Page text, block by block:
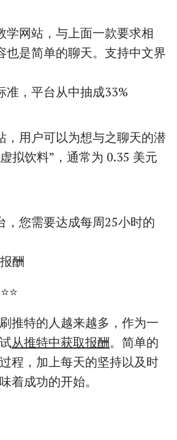
学网站，与上面一款要求相
也是简单的聊天。支持中文界
准，平台从中抽成33%
，用户可以为想与之聊天的潜
拟饮料”，通常为 0.35 美元
，您需要达成每周25小时的
酬
推特的人越来越多，作为一
从推特中获取报酬。简单的
程，加上每天的坚持以及时
着成功的开始。